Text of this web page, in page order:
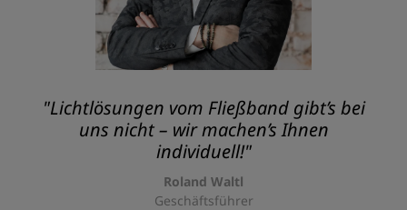
"Lichtlösungen vom Fließband gibt’s bei
uns nicht – wir machen’s Ihnen
individuell!"
Roland Waltl
Geschäftsführer